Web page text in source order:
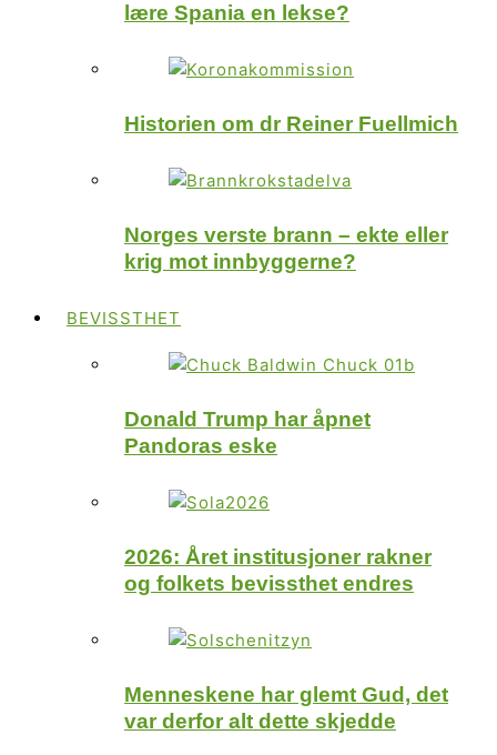
lære Spania en lekse?
Historien om dr Reiner Fuellmich
Norges verste brann – ekte eller
krig mot innbyggerne?
BEVISSTHET
Donald Trump har åpnet
Pandoras eske
2026: Året institusjoner rakner
og folkets bevissthet endres
Menneskene har glemt Gud, det
var derfor alt dette skjedde